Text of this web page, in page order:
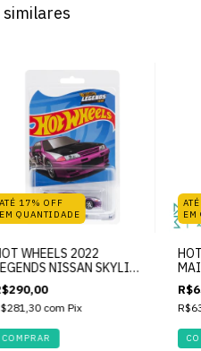
ATÉ 17% OFF
EM QUANTIDADE
WHEELS 2022
NISSAN SKYLINE
R (R32)
com Pix
EM